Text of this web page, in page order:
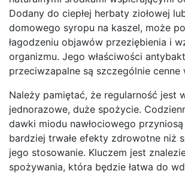
Dodany do ciepłej herbaty ziołowej
domowego syropu na kaszel, może
łagodzeniu objawów przeziębienia i
organizmu. Jego właściwości
przeciwzapalne są szczególnie cenne
Należy pamiętać, że regularność jest
jednorazowe, duże spożycie.
dawki miodu nawłociowego
bardziej trwałe efekty zdrowotne niż
jego stosowanie. Kluczem jest
spożywania, która będzie łatwa do